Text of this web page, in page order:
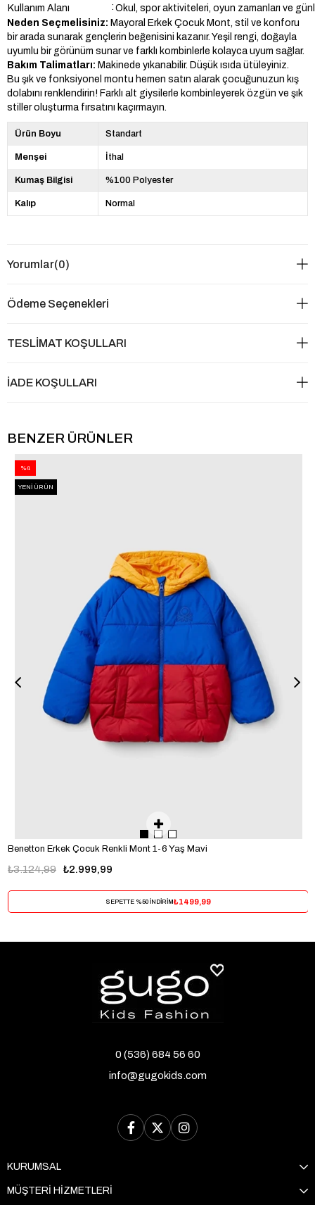
Kullanım Alanı
: Okul, spor aktiviteleri, oyun zamanları ve
Neden Seçmelisiniz: Mayoral Erkek Çocuk Mont, stil ve konforu
bir arada sunarak gençlerin beğenisini kazanır. Yeşil rengi, doğayla
uyumlu bir görünüm sunar ve farklı kombinlerle kolayca uyum sağlar.
Bakım Talimatları: Makinede yıkanabilir. Düşük ısıda ütüleyiniz.
Bu şık ve fonksiyonel montu hemen satın alarak çocuğunuzun kış
dolabını renklendirin! Farklı alt giysilerle kombinleyerek özgün ve şık
stiller oluşturma fırsatını kaçırmayın.
Ürün Boyu Standart
Menşei İthal
Kumaş Bilgisi %100 Polyester
Kalıp Normal
Yorumlar(0)
Ödeme Seçenekleri
TESLİMAT KOŞULLARI
İADE KOŞULLARI
BENZER ÜRÜNLER
Benetton Erkek Çocuk Renkli Mont 1-6 Yaş Mavi
₺2.999,99
₺3.124,99
SEPETTE %50 İNDİRİM₺1499,99
%4
YENI ÜRÜN
0 (536) 684 56 60
info@gugokids.com
KURUMSAL
MÜŞTERİ HİZMETLERİ